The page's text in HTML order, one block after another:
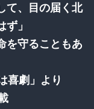
て、目の届く北
」
を守ることもあ
喜劇」より